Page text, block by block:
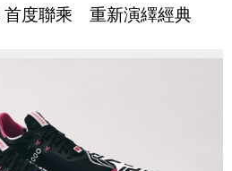
首度聯乘 重新演繹經典